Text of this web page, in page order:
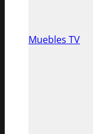
Muebles TV